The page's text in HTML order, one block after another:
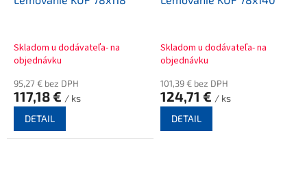
Skladom u dodávateľa- na
objednávku
95,27 € bez DPH
117,18 € / ks
DETAIL
Skladom u dodávateľa- na
objednávku
101,39 € bez DPH
124,71 € / ks
DETAIL